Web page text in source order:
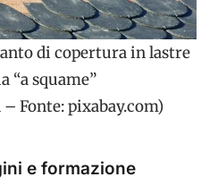
di copertura in lastre
“a squame”
Fonte: pixabay.com)
e formazione